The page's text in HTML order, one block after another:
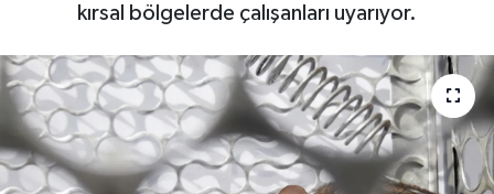
kırsal bölgelerde çalışanları uyarıyor.